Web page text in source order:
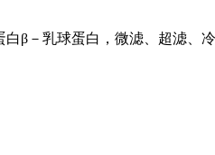
β－乳球蛋白，微滤、超滤、